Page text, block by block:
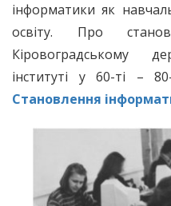
інформатики як
освіту. Про
Кіровоградському
інституті у 60-ті –
Становлення